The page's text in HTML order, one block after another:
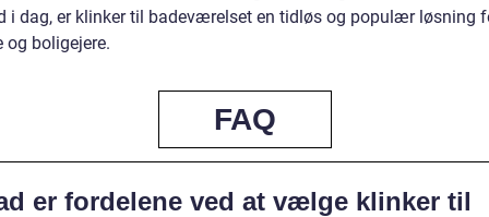
i dag, er klinker til badeværelset en tidløs og populær løsning
og boligejere.
FAQ
er fordelene ved at vælge klinker til